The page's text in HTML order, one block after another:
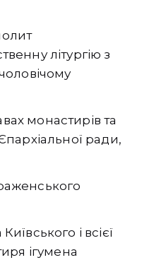
літургію з
монастирів та
ради,
і всієї
ігумена